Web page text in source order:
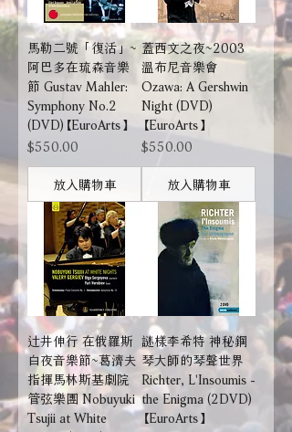
馬勒二號「復活」~
阿巴多在琉森音樂
節 Gustav Mahler:
Symphony No.2
(DVD)【EuroArts】
價格
$550.00
放入購物車
蓋西文之夜~2003
溫布尼音樂會
Ozawa: A Gershwin
Night (DVD)
【EuroArts】
價格
$550.00
放入購物車
辻井伸行 在俄羅斯
白夜音樂節~葛濟夫
指揮馬林斯基劇院
管弦樂團 Nobuyuki
Tsujii at White
謎樣李希特 神秘鋼
琴大師的琴聲世界
Richter, L'Insoumis -
the Enigma (2DVD)
【EuroArts】